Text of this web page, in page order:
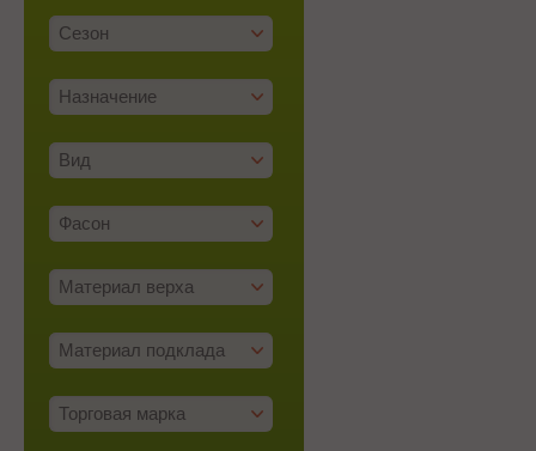
Сезон
Назначение
Вид
Фасон
Материал верха
Материал подклада
Торговая марка